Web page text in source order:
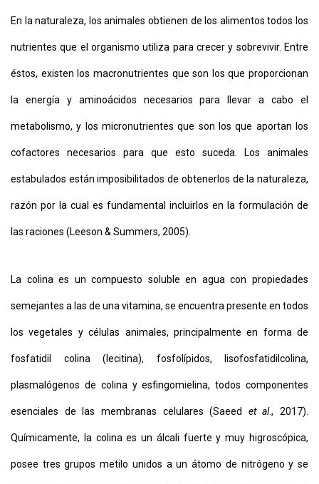
MAPA
SITIO
PARA
SMARTPHONE
En la naturaleza, los animales obtienen de los alimentos todos los
nutrientes que el organismo utiliza para crecer y sobrevivir. Entre
éstos, existen los macronutrientes que son los que proporcionan
la energía y aminoácidos necesarios para llevar a cabo el
metabolismo, y los micronutrientes que son los que aportan los
cofactores necesarios para que esto suceda. Los animales
estabulados están imposibilitados de obtenerlos de la naturaleza,
razón por la cual es fundamental incluirlos en la formulación de
las raciones (Leeson & Summers, 2005).
La colina es un compuesto soluble en agua con propiedades
semejantes a las de una vitamina, se encuentra presente en todos
los vegetales y células animales, principalmente en forma de
fosfatidil colina (lecitina), fosfolípidos, lisofosfatidilcolina,
plasmalógenos de colina y esfingomielina, todos componentes
esenciales de las membranas celulares (Saeed et al., 2017).
Químicamente, la colina es un álcali fuerte y muy higroscópica,
posee tres grupos metilo unidos a un átomo de nitrógeno y se